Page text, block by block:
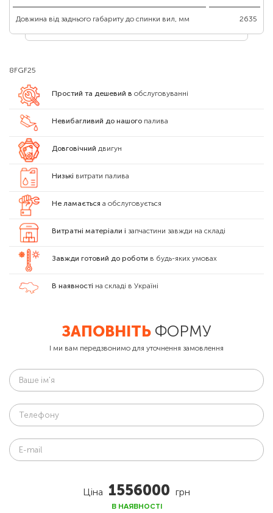
Довжина від заднього габариту до спинки вил, мм 2635
8FGF25
ЗАПОВНІТЬ ФОРМУ
І ми вам передзвонимо для уточнення замовлення
Ціна 1556000 грн
В НАЯВНОСТІ
Простий та дешевий в обслуговуванні
Невибагливий до нашого палива
Довговічний двигун
Низькі витрати палива
Не ламається а обслуговується
Витратні матеріали і запчастини завжди на складі
Завжди готовий до роботи в будь-яких умовах
В наявності на складі в Україні